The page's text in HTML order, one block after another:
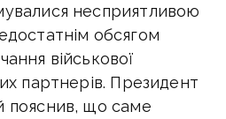
несприятливою
обсягом
військової
партнерів. Президент
пояснив, що саме